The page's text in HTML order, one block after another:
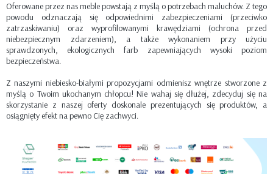
Oferowane przez nas meble powstają z myślą o potrzebach maluchów. Z tego
powodu odznaczają się odpowiednimi zabezpieczeniami (przeciwko
zatrzaskiwaniu) oraz wyprofilowanymi krawędziami (ochrona przed
niebezpiecznym zdarzeniem), a także wykonaniem przy użyciu
sprawdzonych, ekologicznych farb zapewniających wysoki poziom
bezpieczeństwa.
Z naszymi niebiesko-białymi propozycjami odmienisz wnętrze stworzone z
myślą o Twoim ukochanym chłopcu! Nie wahaj się dłużej, zdecyduj się na
skorzystanie z naszej oferty doskonale prezentujących się produktów, a
osiągnięty efekt na pewno Cię zachwyci.